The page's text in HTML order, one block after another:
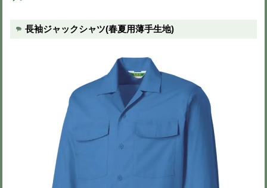
※色を選択すると画像が切りかわりま
※異なるサイズもまとめて注文可能で
※買い物カート画面で数量変更可（
(税込 6,875円)